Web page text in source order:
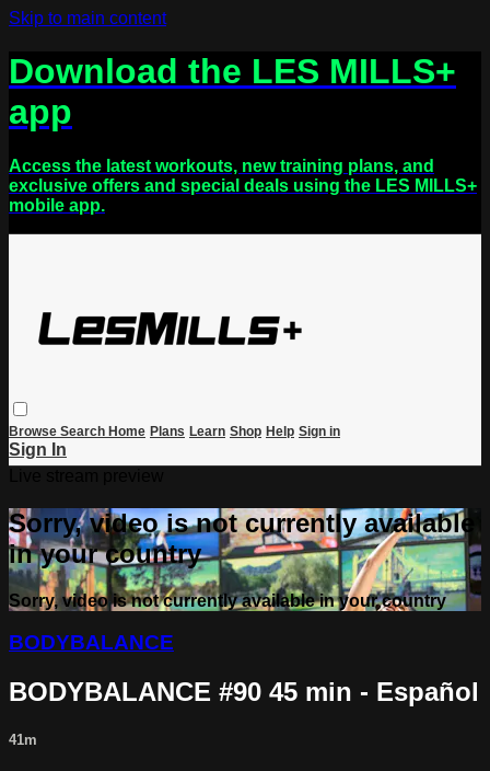
Skip to main content
Download the LES MILLS+
app
Access the latest workouts, new training plans, and
exclusive offers and special deals using the LES MILLS+
mobile app.
Browse Search Home Plans Learn Shop Help Sign in
Sign In
Sorry, video is not currently available
in your country
Sorry, video is not currently available in your country
BODYBALANCE
BODYBALANCE #90 45 min - Español
41m